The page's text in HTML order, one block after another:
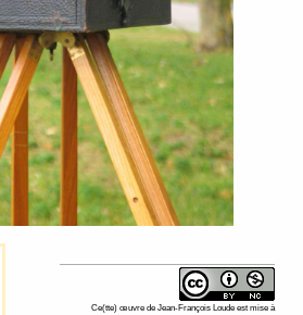
Ce(tte) œuvre de Jean-François Loude est mise à